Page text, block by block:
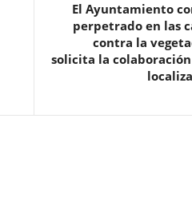
El Ayuntamiento
perpetrado en las
contra la
solicita la